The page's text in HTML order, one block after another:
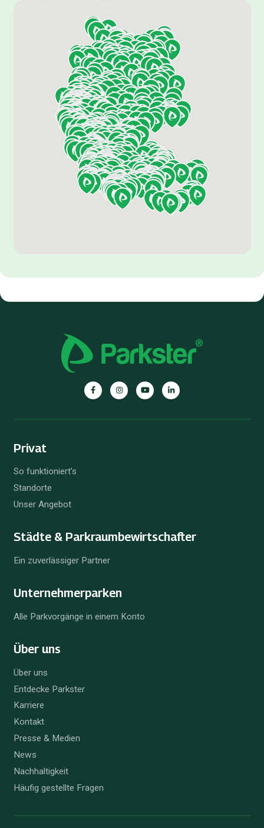
Privat
So funktioniert’s
Standorte
Unser Angebot
Städte & Parkraum­bewirtschafter
Ein zuverlässiger Partner
Unternehmer­parken
Alle Parkvorgänge in einem Konto
Über uns
Über uns
Entdecke Parkster
Karriere
Kontakt
Presse & Medien
News
Nachhaltigkeit
Häufig gestellte Fragen